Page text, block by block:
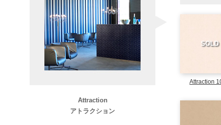
SOLD
Attraction
Attraction
アトラクション